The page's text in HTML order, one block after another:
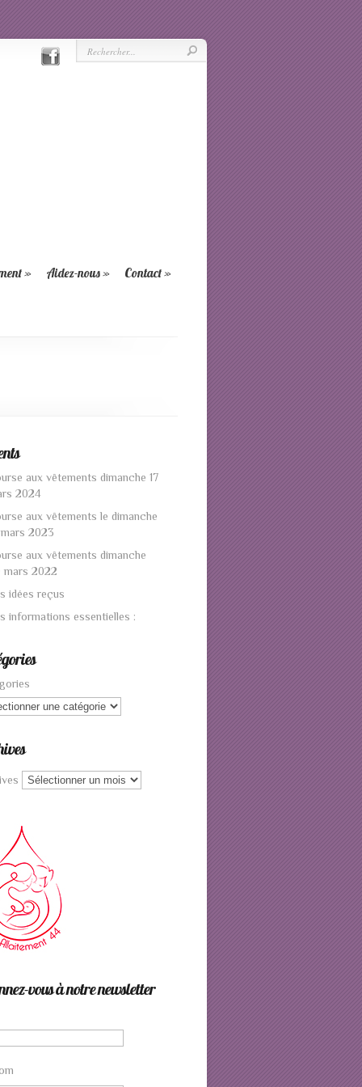
» Aidez-nous» Contact»
aux vêtements dimanche 17
2024
aux vêtements le dimanche
mars 2023
aux vêtements dimanche
mars 2022
idées reçus
informations essentielles :
vous à notre newsletter